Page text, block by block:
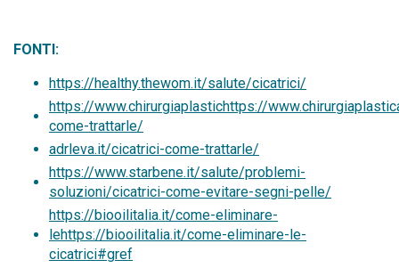
FONTI:
https://healthy.thewom.it/salute/cicatrici/
https://www.chirurgiaplastichttps://
come-trattarle/
adrleva.it/cicatrici-come-trattarle/
https://www.starbene.it/salute/problemi-
soluzioni/cicatrici-come-evitare-segni-pelle/
https://biooilitalia.it/come-eliminare-
lehttps://biooilitalia.it/come-eliminare-le-
cicatrici#gref